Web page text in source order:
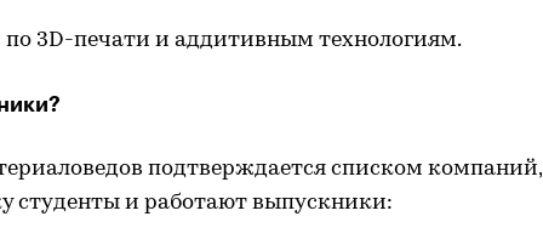
3D-печати и аддитивным технологиям.
подтверждается списком компаний,
студенты и работают выпускники: